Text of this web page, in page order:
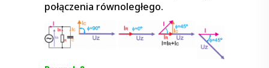
połączenia równoległego.